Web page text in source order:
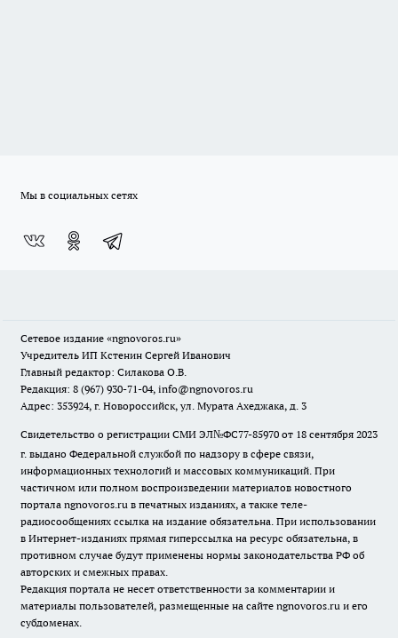
Мы в социальных сетях
Сетевое издание «ngnovoros.ru»
Учредитель ИП Кстенин Сергей Иванович
Главный редактор: Силакова О.В.
Редакция: 8 (967) 930-71-04, info@ngnovoros.ru
Адрес: 353924, г. Новороссийск, ул. Мурата Ахеджака, д. 3
Свидетельство о регистрации СМИ ЭЛ№ФС77-85970 от 18 сентября 2023
г. выдано Федеральной службой по надзору в сфере связи,
информационных технологий и массовых коммуникаций. При
частичном или полном воспроизведении материалов новостного
портала ngnovoros.ru в печатных изданиях, а также теле-
радиосообщениях ссылка на издание обязательна. При использовании
в Интернет-изданиях прямая гиперссылка на ресурс обязательна, в
противном случае будут применены нормы законодательства РФ об
авторских и смежных правах.
Редакция портала не несет ответственности за комментарии и
материалы пользователей, размещенные на сайте ngnovoros.ru и его
субдоменах.